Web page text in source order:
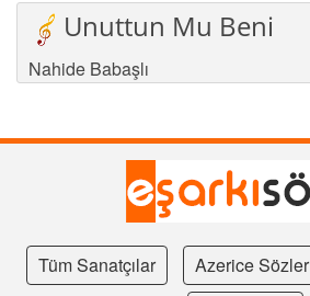
Unuttun Mu Beni
Nahide Babaşlı
Tüm Sanatçılar Azerice Sözler